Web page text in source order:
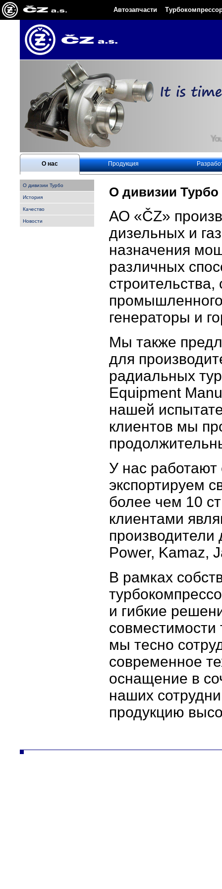
Автозапчасти
О нас Продукция
O дивизии Турбо
История
Качество
Новости
O дивизии Турбо
АО «ČZ»
дизельных и
назначения
различных
строительства,
промышленного
генераторы и
Мы также
для
радиальных
Equipment
нашей
клиентов мы
У нас работают
экспортируем
более чем 10
клиентами
производители
Power, Kamaz,
В рамках
и гибкие
совместимости
мы тесно
современное
оснащение в
наших
продукцию